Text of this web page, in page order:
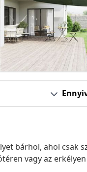
bárhol, ahol csak
vagy az